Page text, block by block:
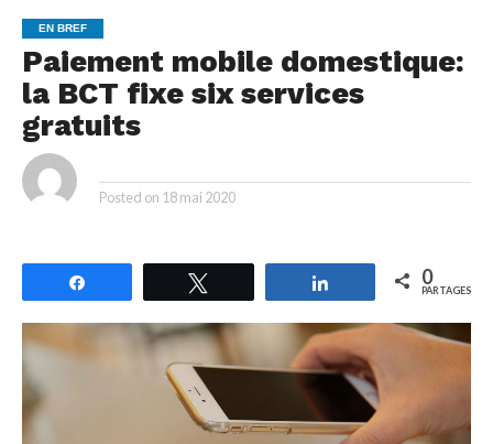
EN BREF
Paiement mobile domestique:
la BCT fixe six services
gratuits
Posted on 18 mai 2020
Partagez 0
PARTAGES